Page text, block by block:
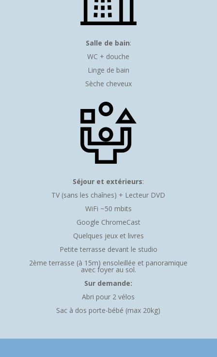
Salle de bain:
WC + douche
Linge de bain
Sèche cheveux
Séjour et extérieurs:
TV (sans les chaînes) + Lecteur DVD
WiFi ~50 mbits
Google ChromeCast
Quelques jeux et livres
Petite terrasse devant le studio
2ème terrasse (à 15m) ensoleillée et panoramique
avec foyer au sol.
Sur demande:
Abri pour 2 vélos
Sac à dos porte-bébé (max 20kg)